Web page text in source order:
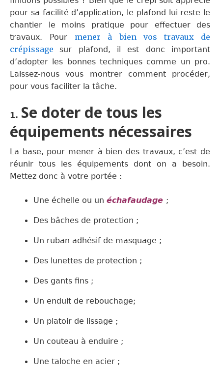
pour sa facilité d’application, le plafond lui reste
le
chantier le moins pratique pour effectuerdes
travaux. Pour mener à bien vos travaux de
crépissage
sur plafond, il est donc important
d’adopter les bonnes techniques comme un pro.
Laissez-nous vous montrer comment procéder,
pour vous faciliter la tâche.
1. Se doter de tous les
équipements nécessaires
La base, pour mener à bien des travaux, c’est de
réunir tous les équipements dont on a besoin.
Mettez donc à votre portée :
Une échelle ou un échafaudage ;
Des bâches de protection ;
Un ruban adhésif de masquage ;
Des lunettes de protection ;
Des gants fins ;
Un enduit de rebouchage;
Un platoir de lissage ;
Un couteau à enduire ;
Une taloche en acier ;